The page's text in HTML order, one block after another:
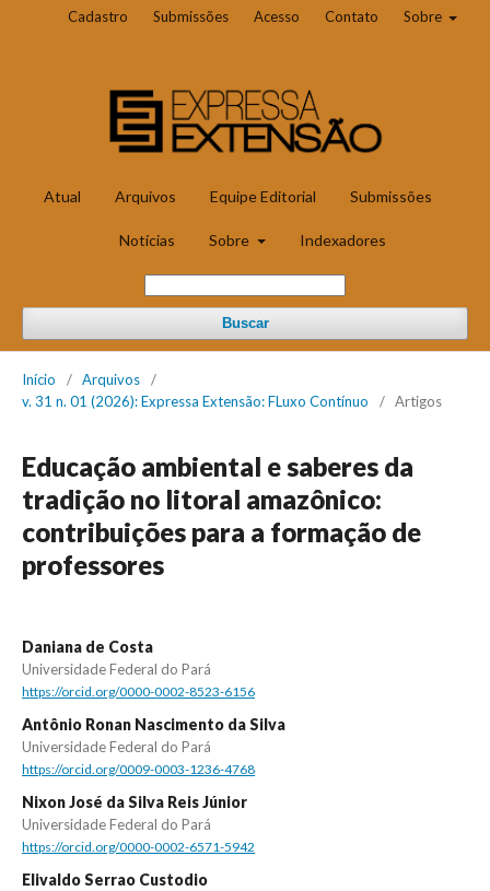
Atual Arquivos Equipe Editorial Submissões
Notícias Sobre Indexadores
Buscar
Cadastro Submissões Acesso Contato Sobre
Início / Arquivos
/
v. 31 n. 01 (2026): Expressa Extensão: FLuxo Contínuo
/ Artigos
Educação ambiental e saberes da
tradição no litoral amazônico:
contribuições para a formação de
professores
Daniana de Costa
Universidade Federal do Pará
https://orcid.org/0000-0002-8523-6156
Antônio Ronan Nascimento da Silva
Universidade Federal do Pará
https://orcid.org/0009-0003-1236-4768
Nixon José da Silva Reis Júnior
Universidade Federal do Pará
https://orcid.org/0000-0002-6571-5942
Elivaldo Serrao Custodio